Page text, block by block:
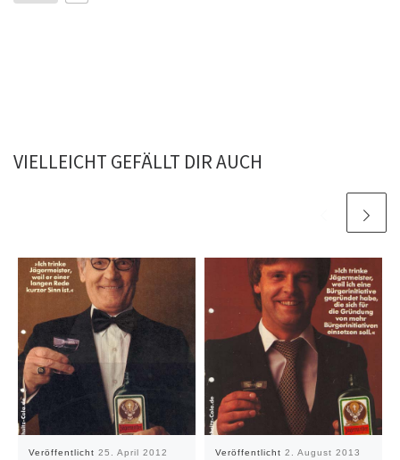
VIELLEICHT GEFÄLLT DIR AUCH
Veröffentlicht 25. April 2012 Veröffentlicht 2. August 2013